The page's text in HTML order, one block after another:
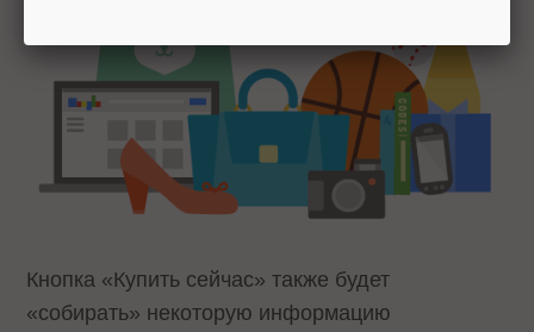
Кнопка «Купить сейчас» также будет
«собирать» некоторую информацию